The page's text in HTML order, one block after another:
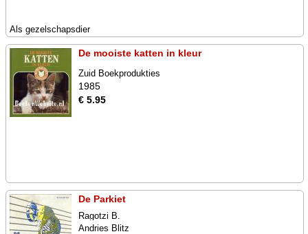
Als gezelschapsdier
De mooiste katten in kleur
Zuid Boekprodukties
1985
€ 5.95
De Parkiet
Ragotzi B.
Andries Blitz